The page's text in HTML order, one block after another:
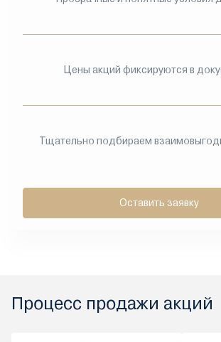
Цены акций фиксируются в
Тщательно подбираем
Оставить заявку
Процесс продажи акций